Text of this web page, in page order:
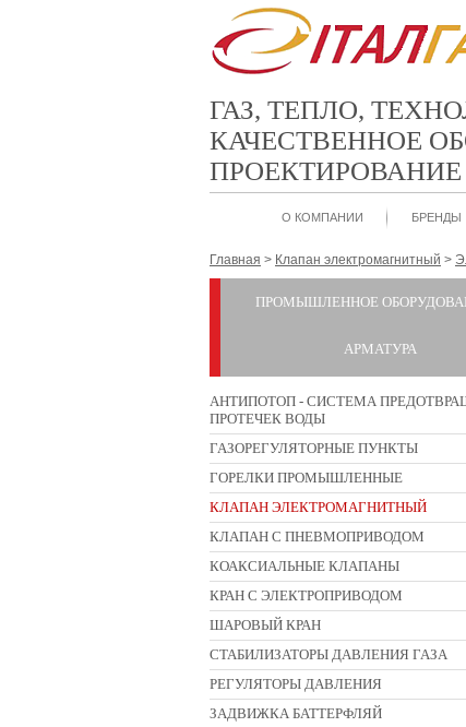
ГАЗ, ТЕПЛО,
КАЧЕСТВЕННОЕ
О КОМПАНИИ БРЕНДЫ
Главная > Клапан электромагнитный >
ПРОМЫШЛЕННОЕ
АРМАТУРА
АНТИПОТОП - СИСТЕМА
ПРОТЕЧЕК ВОДЫ
ГАЗОРЕГУЛЯТОРНЫЕ ПУНКТЫ
ГОРЕЛКИ ПРОМЫШЛЕННЫЕ
КЛАПАН ЭЛЕКТРОМАГНИТНЫЙ
КЛАПАН С ПНЕВМОПРИВОДОМ
КОАКСИАЛЬНЫЕ КЛАПАНЫ
КРАН С ЭЛЕКТРОПРИВОДОМ
ШАРОВЫЙ КРАН
СТАБИЛИЗАТОРЫ ДАВЛЕНИЯ ГАЗА
РЕГУЛЯТОРЫ ДАВЛЕНИЯ
ЗАДВИЖКА БАТТЕРФЛЯЙ